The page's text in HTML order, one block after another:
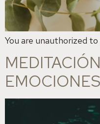
You are unauthorized
EMOCIONES